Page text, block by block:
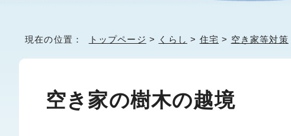
現在の位置： トップページ > くらし > 住宅 > 空き家等対策
空き家の樹木の越境